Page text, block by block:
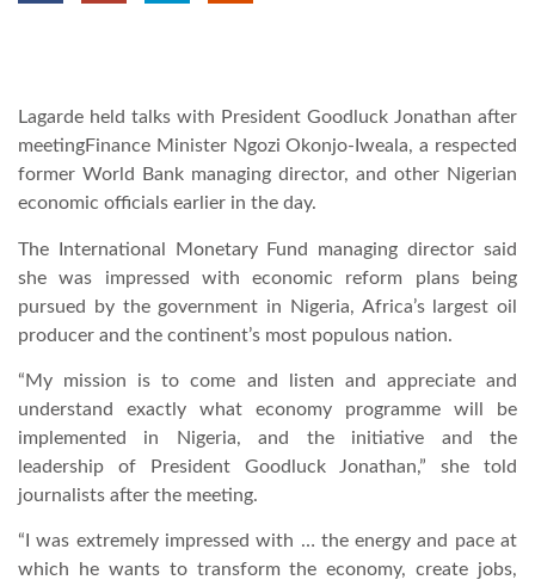
HÍR3D
AFRIKA TUDÁSTÁR
A NAP SZÉPE
LINKTR.EE
GLOBOZSARU
Lagarde held talks with President Goodluck Jonathan after
meetingFinance Minister Ngozi Okonjo-Iweala, a respected
former World Bank managing director, and other Nigerian
economic officials earlier in the day.
The International Monetary Fund managing director said
she was impressed with economic reform plans being
pursued by the government in Nigeria, Africa’s largest oil
producer and the continent’s most populous nation.
“My mission is to come and listen and appreciate and
understand exactly what economy programme will be
implemented in Nigeria, and the initiative and the
leadership of President Goodluck Jonathan,” she told
journalists after the meeting.
“I was extremely impressed with … the energy and pace at
which he wants to transform the economy, create jobs,